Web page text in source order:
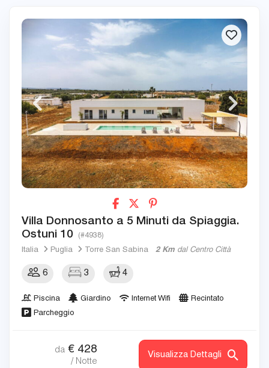
Villa Donnosanto a 5 Minuti da Spiaggia.
Ostuni 10
(#4938)
Italia Puglia Torre San Sabina 2 Km dal Centro Città
6 3 4
Piscina Giardino Internet Wifi
Recintato
Parcheggio
da € 428
/ Notte
Visualizza Dettagli